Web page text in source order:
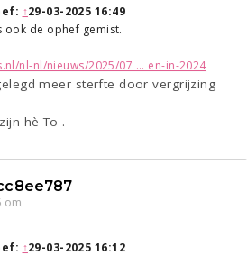
↑29-03-2025 16:49
ook de ophef gemist.
nl-nl/nieuws/2025/07 ... en-in-2024
meer sterfte door vergrijzing
hè To .
om
↑29-03-2025 16:12